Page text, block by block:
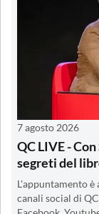
7 agosto 2026
QC LIVE -
segreti del
L'appuntamento è
canali social di